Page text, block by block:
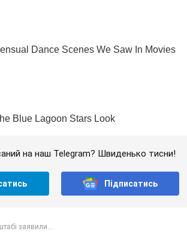
на наш Telegram? Швиденько тисни!
Підписатись
заявили...